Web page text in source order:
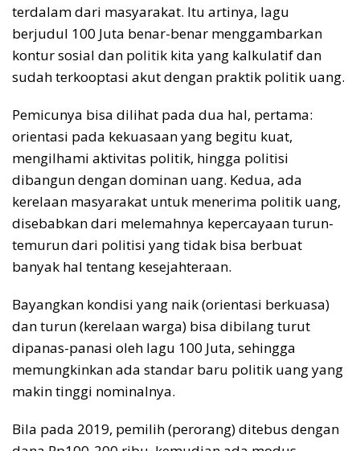
terdalam dari masyarakat. Itu artinya, lagu
berjudul 100 Juta benar-benar menggambarkan
kontur sosial dan politik kita yang kalkulatif dan
sudah terkooptasi akut dengan praktik politik uang.
Pemicunya bisa dilihat pada dua hal, pertama:
orientasi pada kekuasaan yang begitu kuat,
mengilhami aktivitas politik, hingga politisi
dibangun dengan dominan uang. Kedua, ada
kerelaan masyarakat untuk menerima politik uang,
disebabkan dari melemahnya kepercayaan turun-
temurun dari politisi yang tidak bisa berbuat
banyak hal tentang kesejahteraan.
Bayangkan kondisi yang naik (orientasi berkuasa)
dan turun (kerelaan warga) bisa dibilang turut
dipanas-panasi oleh lagu 100 Juta, sehingga
memungkinkan ada standar baru politik uang yang
makin tinggi nominalnya.
Bila pada 2019, pemilih (perorang) ditebus dengan